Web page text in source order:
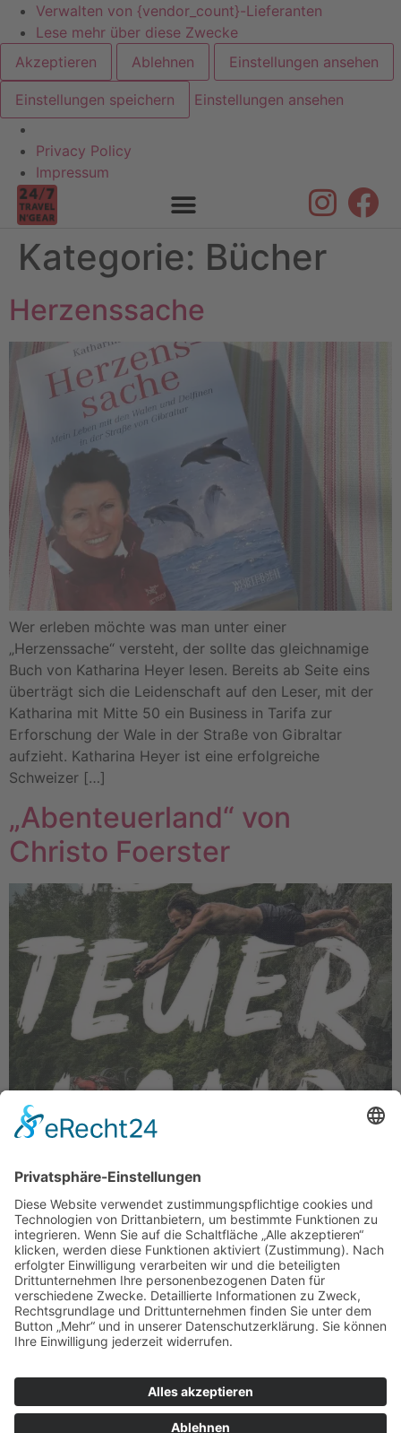
Verwalten von {vendor_count}-Lieferanten
Lese mehr über diese Zwecke
Akzeptieren
Ablehnen Einstellungen ansehen
Einstellungen speichern Einstellungen ansehen
Privacy Policy
Impressum
Skip to
content
Kategorie: Bücher
Herzenssache
Wer erleben möchte was man unter einer
„Herzenssache“ versteht, der sollte das gleichnamige
Buch von Katharina Heyer lesen. Bereits ab Seite eins
überträgt sich die Leidenschaft auf den Leser, mit der
Katharina mit Mitte 50 ein Business in Tarifa zur
Erforschung der Wale in der Straße von Gibraltar
aufzieht. Katharina Heyer ist eine erfolgreiche
Schweizer […]
„Abenteuerland“ von
Christo Foerster
Dass man in ungläubige Gesichter sieht, wenn man mit
dem Stand-up-Paddleboard auf der Zugspitze steht,
kann sich sicherlich jeder gut vorstellen. Warum sollte
man das auch machen? Christo Foerster hat sich die
Zugspitze als Startpunkt für sein neues Abenteuer
ausgewählt. Er möchte mit dem SUP nach Sylt. In
seinem Buch „Abenteuerland“ beschreibt Foerster
eindrucksvoll und […]
Datenschutzerklärung